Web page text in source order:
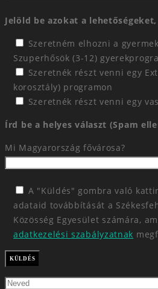
Jelöld be azokat a
Szeretném elhozni a
Szuperhősök (3-12)
Szeretnék részt venni egy
korosztály) programon
Szeretnék részt venni egy
Írd be a helyes választ (Spam
Mi Magyarország fővárosa?
A "Küldés" gombra való
adataid továbbítását a
Közösség Egyesület számára,
adatkezelési szabályzatnak